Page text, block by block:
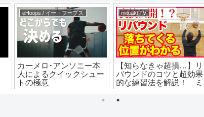
eHoops / イー・フープス
カーメロ･アンソニー本
人によるクイックシュー
トの極意
mituaki TV
【知らなきゃ超損…】リ
バウンドのコツと超効果
的な練習法を解説！ ミ
ニバス練習 ミニバス上
達 バスケ練習方法